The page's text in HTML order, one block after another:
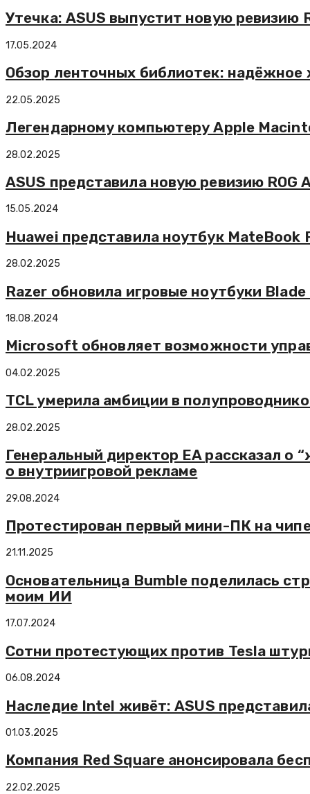
Утечка: ASUS выпустит новую ревизию
17.05.2024
Обзор ленточных библиотек:
22.05.2025
Легендарному компьютеру Apple
28.02.2025
ASUS представила новую ревизию
15.05.2024
Huawei представила ноутбук
28.02.2025
Razer обновила игровые ноутбуки
18.08.2024
Microsoft обновляет возможности
04.02.2025
TCL умерила амбиции в
28.02.2025
Генеральный директор EA рассказал о
о внутриигровой рекламе
29.08.2024
Протестирован первый мини-ПК на
21.11.2025
Основательница Bumble поделилась
моим ИИ
17.07.2024
Сотни протестующих против Tesla
06.08.2024
Наследие Intel живёт: ASUS
01.03.2025
Компания Red Square анонсировала
22.02.2025